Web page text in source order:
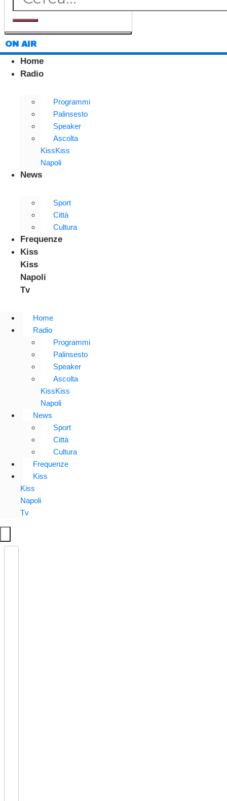
ON AIR
Home
Radio
Programmi
Palinsesto
Speaker
Ascolta
KissKiss
Napoli
News
Sport
Città
Cultura
Frequenze
Kiss
Kiss
Napoli
Tv
Home
Radio
Programmi
Palinsesto
Speaker
Ascolta
KissKiss
Napoli
News
Sport
Città
Cultura
Frequenze
Kiss
Kiss
Napoli
Tv